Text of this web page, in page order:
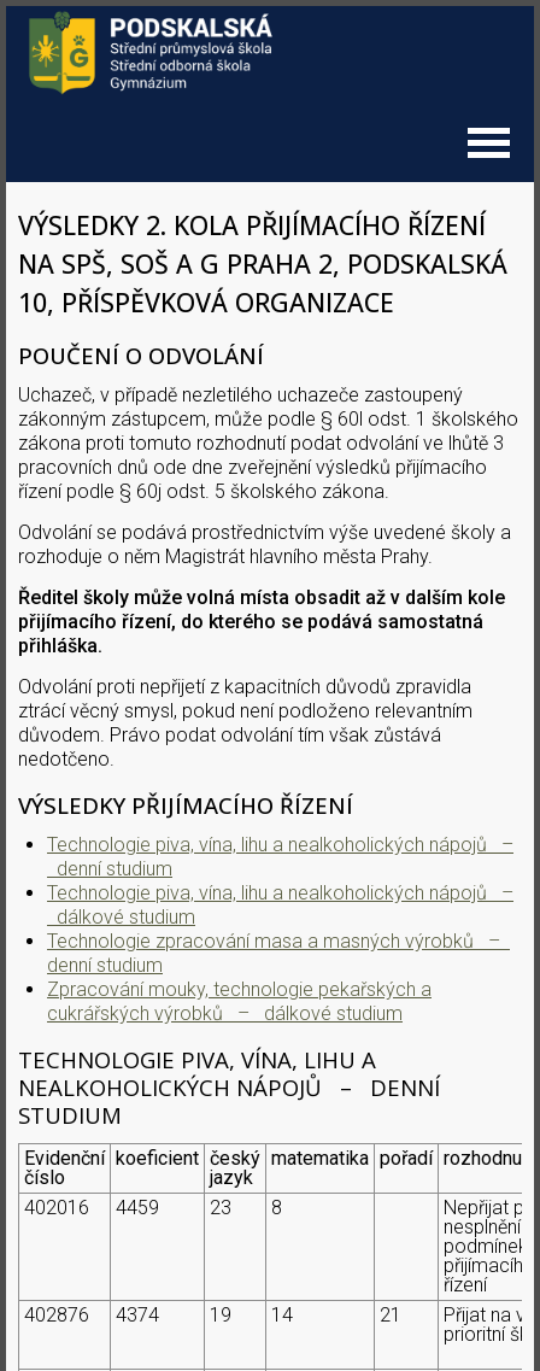
VÝSLEDKY 2. KOLA PŘIJÍMACÍHO ŘÍZENÍ
NA SPŠ, SOŠ A G PRAHA 2, PODSKALSKÁ
10, PŘÍSPĚVKOVÁ ORGANIZACE
POUČENÍ O ODVOLÁNÍ
Uchazeč, v případě nezletilého uchazeče zastoupený
zákonným zástupcem, může podle § 60l odst. 1 školského
zákona proti tomuto rozhodnutí podat odvolání ve lhůtě 3
pracovních dnů ode dne zveřejnění výsledků přijímacího
řízení podle § 60j odst. 5 školského zákona.
Odvolání se podává prostřednictvím výše uvedené školy a
rozhoduje o něm Magistrát hlavního města Prahy.
Ředitel školy může volná místa obsadit až v dalším kole
přijímacího řízení, do kterého se podává samostatná
přihláška.
Odvolání proti nepřijetí z kapacitních důvodů zpravidla
ztrácí věcný smysl, pokud není podloženo relevantním
důvodem. Právo podat odvolání tím však zůstává
nedotčeno.
VÝSLEDKY PŘIJÍMACÍHO ŘÍZENÍ
Technologie piva, vína, lihu a nealkoholických nápojů –
denní studium
Technologie piva, vína, lihu a nealkoholických nápojů –
dálkové studium
Technologie zpracování masa a masných výrobků –
denní studium
Zpracování mouky, technologie pekařských a
cukrářských výrobků – dálkové studium
TECHNOLOGIE PIVA, VÍNA, LIHU A
NEALKOHOLICKÝCH NÁPOJŮ – DENNÍ
STUDIUM
Evidenční
číslo
koeficient český
jazyk
matematika pořadí rozhodnutí
402016 4459 23 8
Nepřijat
nesplnění
podmínek
přijímacího
řízení
402876
4374 19 14 21
Přijat na
prioritní